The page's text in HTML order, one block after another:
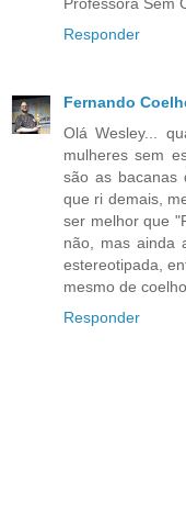
Professora Sem
Responder
Fernando
Olá Wesley...
mulheres sem
são as bacanas
que ri demais,
ser melhor que
não, mas ainda
estereotipada,
mesmo de
Responder